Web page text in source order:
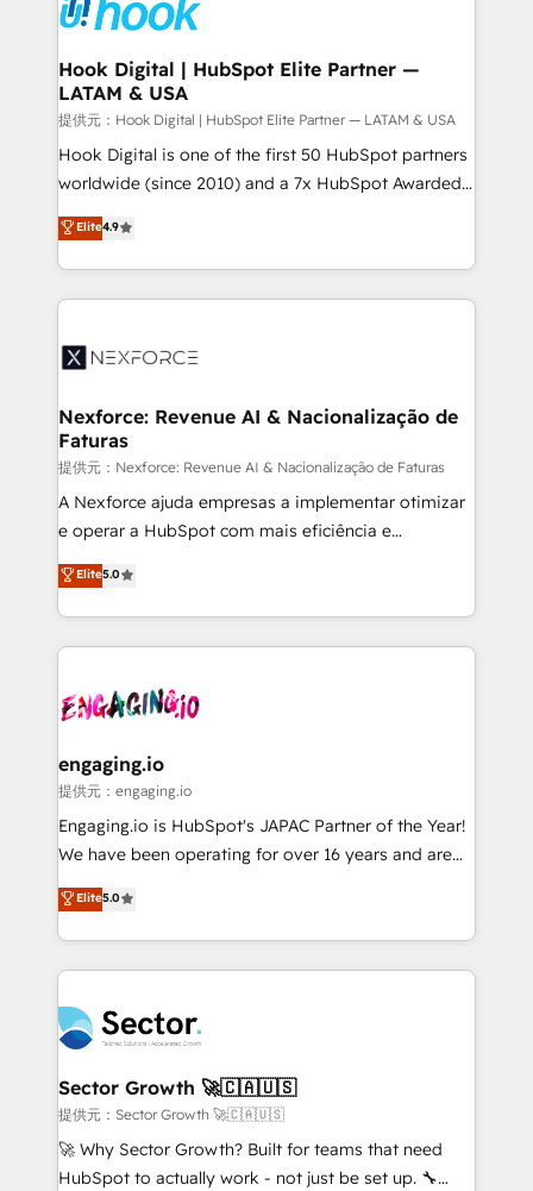
that drive real business results.
Onboarding - Data Migration & Integrations -
Technical Audit & Optimization Strategic Solutions: -
Revenue Operations - Inbound Marketing -
Outbound Marketing - HubSpot CMS Website
Design & Development We empower our clients to
reach their full potential by providing transparent,
relationship-driven support. With over 300 HubSpot
technical know-how and strategic guidance you
need to succeed.
Hook Digital | HubSpot Elite Partner —
LATAM & USA
提供元：Hook Digital | HubSpot Elite Partner — LATAM & USA
Hook Digital is one of the first 50 HubSpot partners
worldwide (since 2010) and a 7x HubSpot Awarded
Elite Partner. With 500+ projects across the U.S.,
Brazil, and LATAM, we combine global expertise with
regional experience. Today, we are Brazil’s largest
HubSpot Elite Partner—trusted by companies across
Implementation & Migration Onboarding across all
Station, Freshdesk, Intercom, and more. Custom
objects, automations, and integrations built for
growth. 🚀 AI-Driven GTM Orchestration Unify
HubSpot with LinkedIn, WhatsApp, email, paid
media, and AI voice to drive pipeline. 🤖 AI Custom
prospecting, follow-ups, service triage, and
knowledge retrieval—built in HubSpot. ⚡ Fast-Track
advanced optimization & adoption 📍 São Paulo, BR
• Des Moines, IA • New York, NY
Elite4.9
Nexforce: Revenue AI & Nacionalização de
Faturas
提供元：Nexforce: Revenue AI & Nacionalização de Faturas
A Nexforce ajuda empresas a implementar otimizar
e operar a HubSpot com mais eficiência e
previsibilidade de receita. Combinamos Revenue
Operations (RevOps) e Inteligência Artificial para
estruturar processos integrar sistemas organizar
dados e automatizar operações. O objetivo é
operacional de receita conectando equipes
Também somos distribuidores oficiais da HubSpot
e de mais de 150 softwares globais permitindo
contratar e pagar a HubSpot em reais com nota
fiscal no Brasil e gerar economia de até 50% na
Oferecemos ainda agentes de IA especializados em
HubSpot que automatizam tarefas executam rotinas
empresas em 13 países utilizam a Nexforce. Somos
a maior parceira da HubSpot na América Latina e
líder no ranking global de sucesso do cliente da
HubSpot.
Elite5.0
engaging.io
提供元：engaging.io
Engaging.io is HubSpot's JAPAC Partner of the Year!
We have been operating for over 16 years and are
one of HubSpot's most experienced and technically
capable Agency Partners globally. We specialise in
complex CRM migrations, implementations,
integrations, custom CMS portal development,
businesses. Our teams are based in North America
and APAC. We are HubSpot's top-ranked Advanced
Implementation Certified Partner and we contribute
to their advisory council. We strive to do 'good work
with good people' and have worked with incredible
brands. You can see some of them on our website,
Elite5.0
Sector Growth 🚀🇨🇦🇺🇸
提供元：Sector Growth 🚀🇨🇦🇺🇸
🚀 Why Sector Growth? Built for teams that need
HubSpot to actually work - not just be set up. 🔧